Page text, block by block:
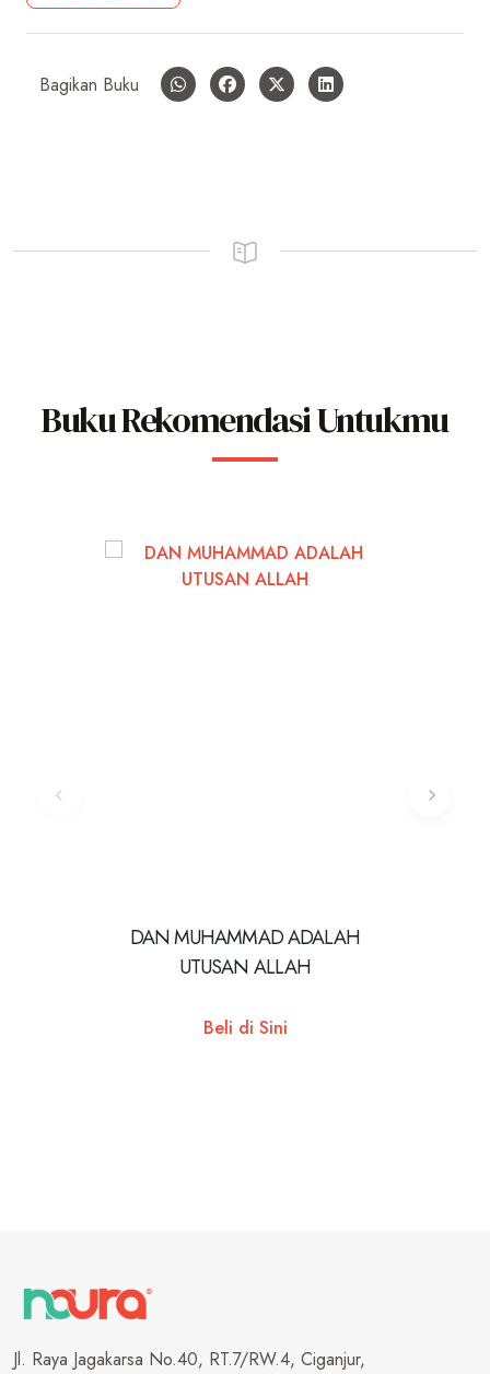
Bagikan Buku
Buku Rekomendasi Untukmu
DAN MUHAMMAD ADALAH
UTUSAN ALLAH
Beli di Sini
Jl. Raya Jagakarsa No.40, RT.7/RW.4, Ciganjur,